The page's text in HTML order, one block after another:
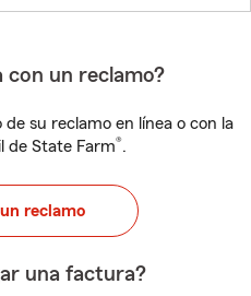
con un reclamo?
de su reclamo en línea o con la
de State Farm®.
reclamo
una factura?